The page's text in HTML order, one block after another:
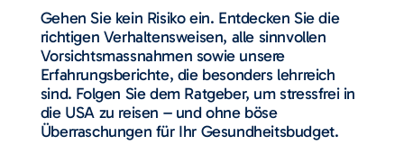
Gehen Sie kein Risiko ein. Entdecken Sie die
richtigen Verhaltensweisen, alle sinnvollen
Vorsichtsmassnahmen sowie unsere
Erfahrungsberichte, die besonders lehrreich
sind. Folgen Sie dem Ratgeber, um stressfrei in
die USA zu reisen – und ohne böse
Überraschungen für Ihr Gesundheitsbudget.